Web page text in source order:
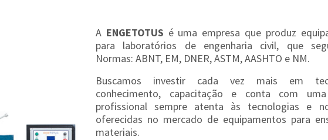
A ENGETOTUS é uma empresa que produz
para laboratórios de engenharia civil, que
Normas: ABNT, EM, DNER, ASTM, AASHTO e NM.
Buscamos investir cada vez mais em
conhecimento, capacitação e conta com
profissional sempre atenta às tecnologias e
oferecidas no mercado de equipamentos para
materiais.